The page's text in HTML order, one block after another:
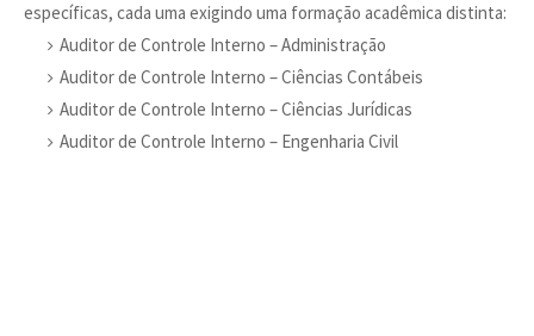
específicas, cada uma exigindo uma formação acadêmica distinta:
Auditor de Controle Interno – Administração
Auditor de Controle Interno – Ciências Contábeis
Auditor de Controle Interno – Ciências Jurídicas
Auditor de Controle Interno – Engenharia Civil